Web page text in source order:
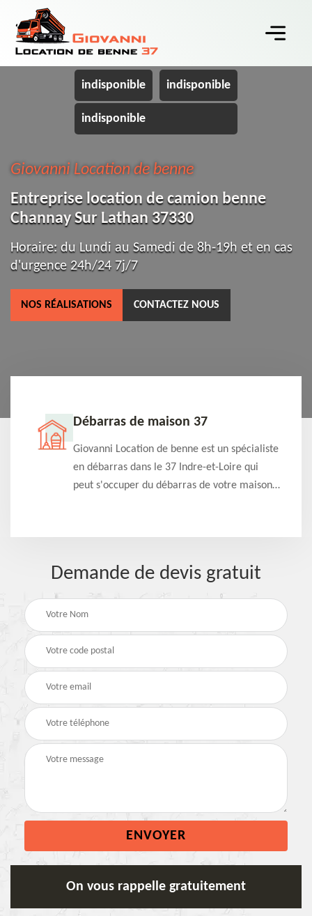
indisponible indisponible
indisponible
Giovanni Location de benne
Entreprise location de camion benne
Channay Sur Lathan 37330
Horaire: du Lundi au Samedi de 8h-19h et en cas
d'urgence 24h/24 7j/7
NOS RÉALISATIONS CONTACTEZ NOUS
Débarras de maison 37
Giovanni Location de benne est un spécialiste
en débarras dans le 37 Indre-et-Loire qui
peut s'occuper du débarras de votre maison
Demande de devis gratuit
On vous rappelle gratuitement